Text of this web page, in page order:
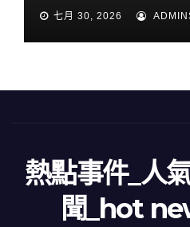
七月 30, 2026
熱點事件_人
聞_hot